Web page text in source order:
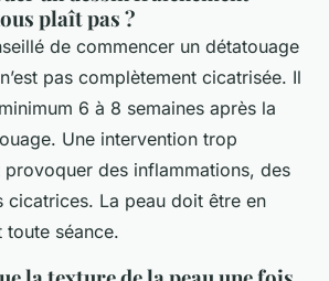
plaît pas ?
de commencer un détatouage
pas complètement cicatrisée. Il
6 à 8 semaines après la
Une intervention trop
des inflammations, des
cicatrices. La peau doit être en
toute séance.